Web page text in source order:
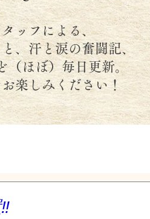
ッフによる、
、汗と涙の奮闘記、
（ほぼ）毎日更新。
楽しみください！